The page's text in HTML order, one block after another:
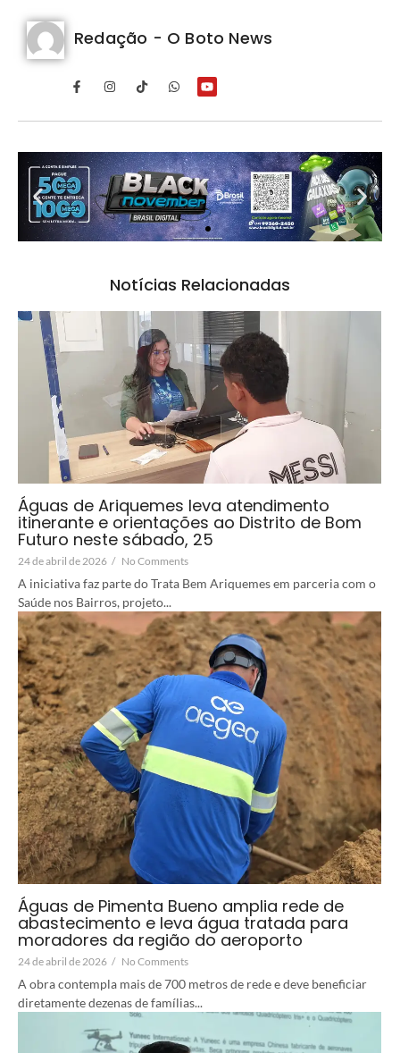
Redação - O Boto News
Notícias Relacionadas
Águas de Ariquemes leva atendimento
itinerante e orientações ao Distrito de Bom
Futuro neste sábado, 25
24 de abril de 2026 / No Comments
A iniciativa faz parte do Trata Bem Ariquemes em parceria com o
Saúde nos Bairros, projeto...
Águas de Pimenta Bueno amplia rede de
abastecimento e leva água tratada para
moradores da região do aeroporto
24 de abril de 2026 / No Comments
A obra contempla mais de 700 metros de rede e deve beneficiar
diretamente dezenas de famílias...